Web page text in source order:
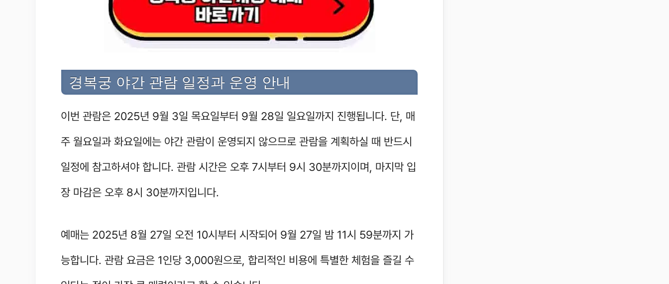
경복궁 야간 관람 일정과 운영 안내
이번 관람은 2025년 9월 3일 목요일부터 9월 28일 일요일까지 진행됩니다. 단, 매
주 월요일과 화요일에는 야간 관람이 운영되지 않으므로 관람을 계획하실 때 반드시
일정에 참고하셔야 합니다. 관람 시간은 오후 7시부터 9시 30분까지이며, 마지막 입
장 마감은 오후 8시 30분까지입니다.
예매는 2025년 8월 27일 오전 10시부터 시작되어 9월 27일 밤 11시 59분까지 가
능합니다. 관람 요금은 1인당 3,000원으로, 합리적인 비용에 특별한 체험을 즐길 수